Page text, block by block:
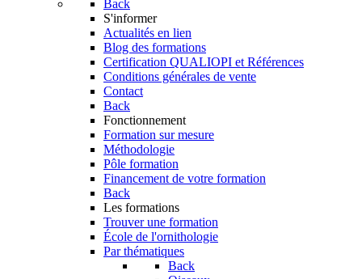
Back
S'informer
Actualités en lien
Blog des formations
Certification QUALIOPI et Références
Conditions générales de vente
Contact
Back
Fonctionnement
Formation sur mesure
Méthodologie
Pôle formation
Financement de votre formation
Back
Les formations
Trouver une formation
École de l'ornithologie
Par thématiques
Back